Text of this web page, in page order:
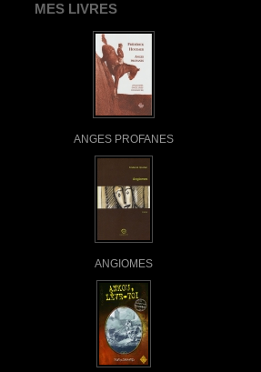
MES LIVRES
ANGES PROFANES
ANGIOMES